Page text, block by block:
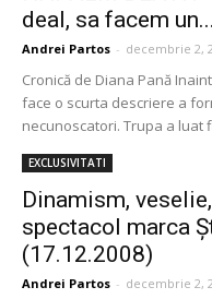
deal, sa facem un...
Andrei Partos - decembrie 2,
Cronică de Diana Pană
face o scurta descriere a
necunoscatori. Trupa a luat
EXCLUSIVITATI
Dinamism,
spectacol marca
(17.12.2008)
Andrei Partos - decembrie 2,